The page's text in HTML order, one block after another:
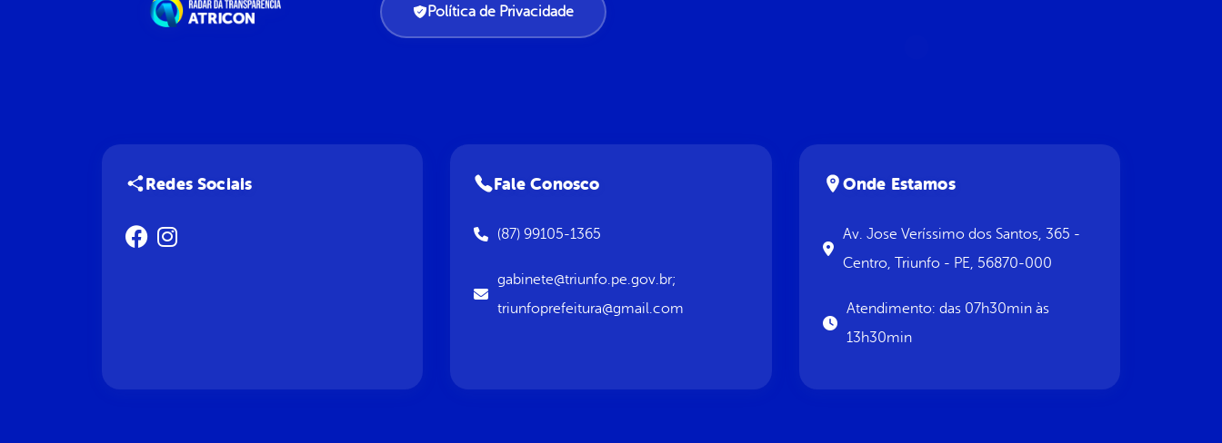
Política de Privacidade
Redes Sociais Fale Conosco
(87) 99105-1365
gabinete@triunfo.pe.gov.br;
triunfoprefeitura@gmail.com
Onde Estamos
Av. Jose Veríssimo dos Santos, 365 -
Centro, Triunfo - PE, 56870-000
Atendimento: das 07h30min às
13h30min